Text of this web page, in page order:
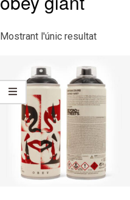
Menu
Mostrant l'únic resultat